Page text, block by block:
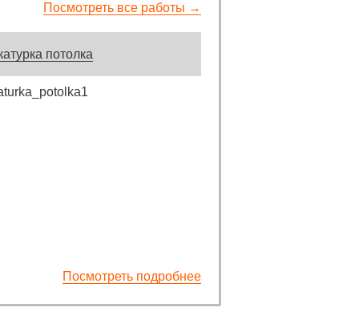
Посмотреть все работы →
потолка
Посмотреть подробнее